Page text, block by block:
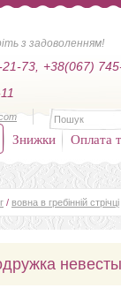
з задоволенням!
73,
+38(067)
Знижки Оплата
/ вовна в гребінній стрічці
невесты